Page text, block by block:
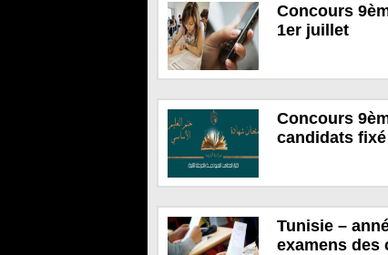
Concours
1er juillet
Concours
candidats fixé
Tunisie –
examens des